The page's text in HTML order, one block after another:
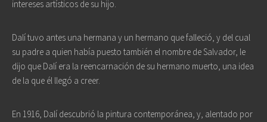
intereses artísticos de su hijo.
Dalí tuvo antes una hermana y un hermano que falleció, y del cual
su padre a quien había puesto también el nombre de Salvador, le
dijo que Dalí era la reencarnación de su hermano muerto, una idea
de la que él llegó a creer.
En 1916, Dalí descubrió la pintura contemporánea, y, alentado por